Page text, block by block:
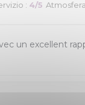
: 4/5 Atmosfera
un excellent